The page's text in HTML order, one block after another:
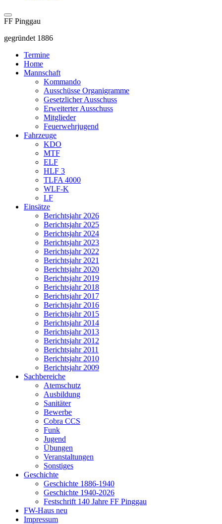
FF Pinggau
gegründet 1886
Termine
Home
Mannschaft
Kommando
Ausschüsse Organigramme
Gesetzlicher Ausschuss
Erweiterter Ausschuss
Mitglieder
Feuerwehrjugend
Fahrzeuge
KDO
MTF
ELF
HLF 3
TLFA 4000
WLF-K
LF
Einsätze
Berichtsjahr 2026
Berichtsjahr 2025
Berichtsjahr 2024
Berichtsjahr 2023
Berichtsjahr 2022
Berichtsjahr 2021
Berichtsjahr 2020
Berichtsjahr 2019
Berichtsjahr 2018
Berichtsjahr 2017
Berichtsjahr 2016
Berichtsjahr 2015
Berichtsjahr 2014
Berichtsjahr 2013
Berichtsjahr 2012
Berichtsjahr 2011
Berichtsjahr 2010
Berichtsjahr 2009
Sachbereiche
Atemschutz
Ausbildung
Sanitäter
Bewerbe
Cobra CCS
Funk
Jugend
Übungen
Veranstaltungen
Sonstiges
Geschichte
Geschichte 1886-1940
Geschichte 1940-2026
Festschrift 140 Jahre FF Pinggau
FW-Haus neu
Impressum